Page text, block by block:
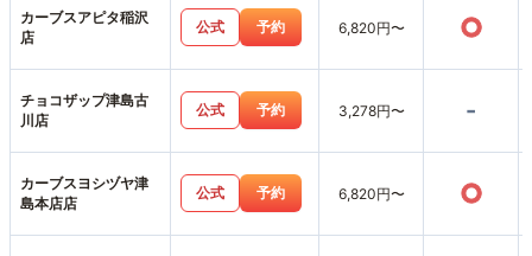
カーブスアピタ稲沢
店
公式 予約 6,820円〜 ○
チョコザップ津島古
川店
公式 予約 3,278円〜 -
カーブスヨシヅヤ津
島本店店
公式 予約 6,820円〜 ○